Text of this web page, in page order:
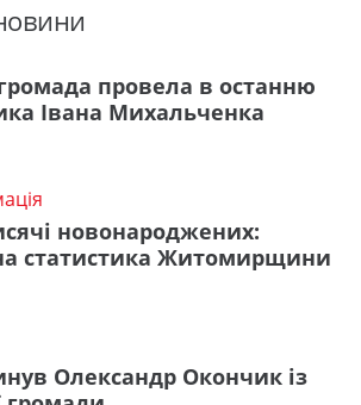
провела в останню
Івана Михальченка
новонароджених:
статистика Житомирщини
Олександр Окончик із